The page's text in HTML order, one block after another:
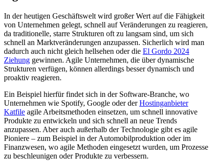
In der heutigen Geschäftswelt wird großer Wert auf die Fähigkeit
von Unternehmen gelegt, schnell auf Veränderungen zu reagieren,
da traditionelle, starre Strukturen oft zu langsam sind, um sich
schnell an Marktveränderungen anzupassen. Sicherlich wird man
dadurch auch nicht gleich hellsehen oder die El Gordo 2024
Ziehung gewinnen. Agile Unternehmen, die über dynamische
Strukturen verfügen, können allerdings besser dynamisch und
proaktiv reagieren.
Ein Beispiel hierfür findet sich in der Software-Branche, wo
Unternehmen wie Spotify, Google oder derHostinganbieter
Katfile agile Arbeitsmethoden einsetzen, um schnell innovative
Produkte zu entwickeln und sich schnell an neue Trends
anzupassen. Aber auch außerhalb der Technologie gibt es agile
Pioniere – zum Beispiel in der Automobilproduktion oder im
Finanzwesen, wo agile Methoden eingesetzt wurden, um Prozesse
zu beschleunigen oder Produkte zu verbessern.